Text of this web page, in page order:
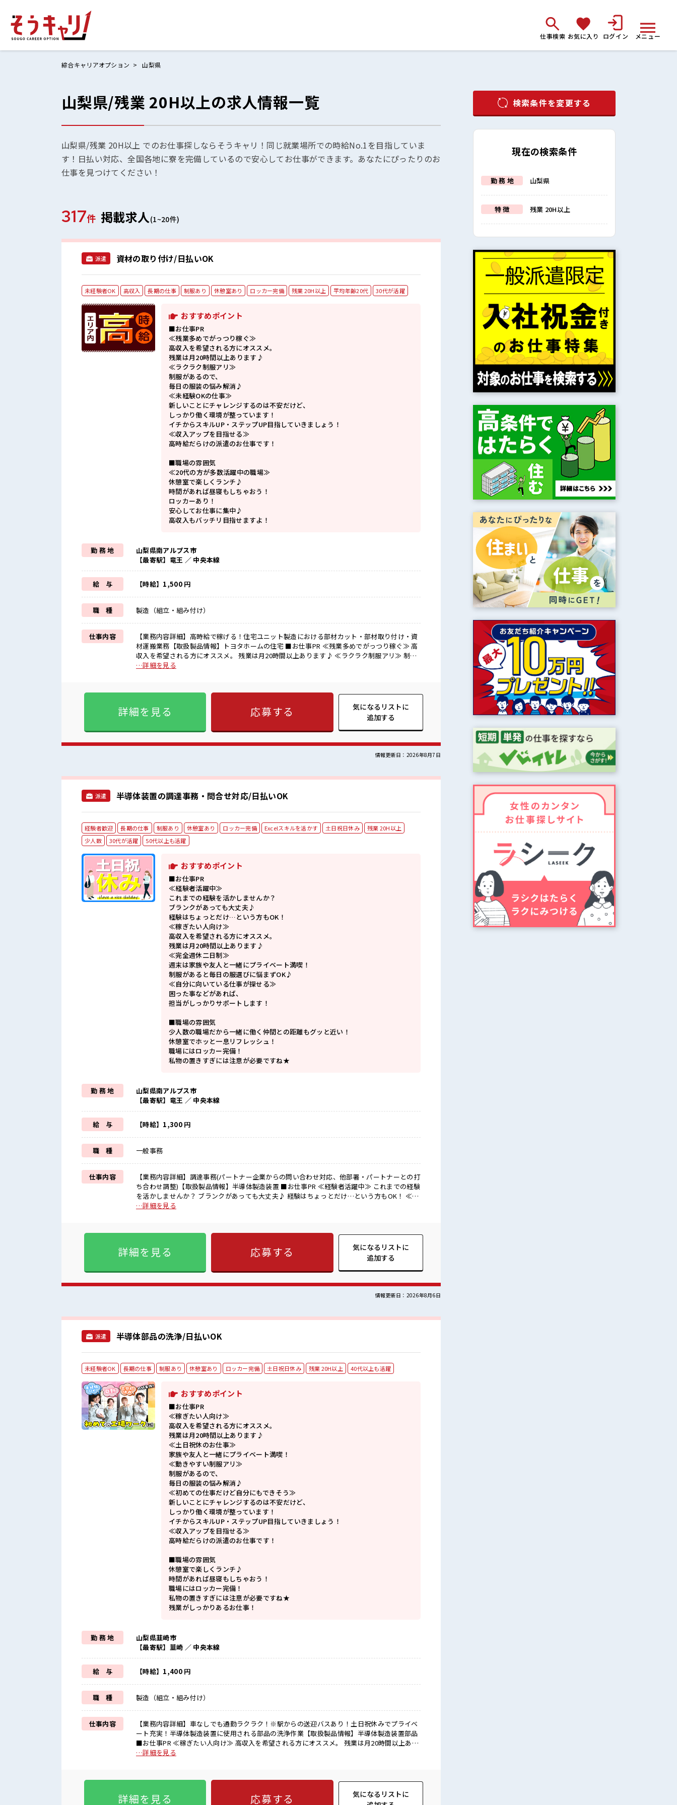
仕事検索 お気に入り ログイン メニュー
ホームにもどる
お気に入りリスト
お問い合わせ
綜合キャリアオプション 山梨県
山梨県/残業 20H以上の求人情報一覧
山梨県/残業 20H以上 でのお仕事探しならそうキャリ！同じ就業場所での時給No.1を目指していま
す！日払い対応、全国各地に寮を完備しているので安心してお仕事ができます。あなたにぴったりのお
仕事を見つけてください！
317件 掲載求人(1~20件)
派遣 資材の取り付け/日払いOK
未経験者OK 高収入 長期の仕事 制服あり 休憩室あり ロッカー完備 残業 20H以上 平均年齢20代 30代が活躍
おすすめポイント
■お仕事PR
≪残業多めでがっつり稼ぐ≫
高収入を希望される方にオススメ。
残業は月20時間以上あります♪
≪ラクラク制服アリ≫
制服があるので、
毎日の服装の悩み解消♪
≪未経験OKの仕事≫
新しいことにチャレンジするのは不安だけど、
しっかり働く環境が整っています！
イチからスキルUP・ステップUP目指していきましょう！
≪収入アップを目指せる≫
高時給だらけの派遣のお仕事です！
■職場の雰囲気
≪20代の方が多数活躍中の職場≫
休憩室で楽しくランチ♪
時間があれば昼寝もしちゃおう！
ロッカーあり！
安心してお仕事に集中♪
高収入もバッチリ目指せますよ！
勤 務 地
山梨県南アルプス市
【最寄駅】竜王 ／ 中央本線
給 与 【時給】1,500 円
職 種 製造（組立・組み付け）
仕事内容
【業務内容詳細】高時給で稼げる！住宅ユニット製造における部材カット・部材取り付け・資
材運搬業務【取扱製品情報】トヨタホームの住宅 ■お仕事PR ≪残業多めでがっつり稼ぐ≫ 高
収入を希望される方にオススメ。 残業は月20時間以上あります♪ ≪ラクラク制服アリ≫ 制服
があるので、 毎日の服装の悩み解消♪ ≪未経験OKの仕事≫ 新しいことにチャレンジするのは
≪20代の方が多数活躍中の職場≫ 休憩室で楽しくランチ♪ 時間があれば昼寝もしちゃおう！
ロッカーあり！ 安心してお仕事に集中♪ 高収入もバッチリ目指せますよ！
…詳細を見る
詳細を見る 応募する
気になるリストに
追加する
情報更新日：2026年8月7日
派遣 半導体装置の調達事務・問合せ対応/日払いOK
経験者歓迎 長期の仕事 制服あり 休憩室あり ロッカー完備 Excelスキルを活かす 土日祝日休み
残業 20H以上
少人数
30代が活躍 50代以上も活躍
おすすめポイント
■お仕事PR
≪経験者活躍中≫
これまでの経験を活かしませんか？
ブランクがあっても大丈夫♪
経験はちょっとだけ…という方もOK！
≪稼ぎたい人向け≫
高収入を希望される方にオススメ。
残業は月20時間以上あります♪
≪完全週休二日制≫
週末は家族や友人と一緒にプライベート満喫！
制服があると毎日の服選びに悩まずOK♪
≪自分に向いている仕事が探せる≫
困った事などがあれば、
担当がしっかりサポートします！
■職場の雰囲気
少人数の職場だから一緒に働く仲間との距離もグッと近い！
休憩室でホッと一息リフレッシュ！
職場にはロッカー完備！
私物の置きすぎには注意が必要ですね★
勤 務 地
山梨県南アルプス市
【最寄駅】竜王 ／ 中央本線
給 与 【時給】1,300 円
職 種 一般事務
仕事内容
【業務内容詳細】調達事務(パートナー企業からの問い合わせ対応、他部署・パートナーとの打
ち合わせ調整)【取扱製品情報】半導体製造装置 ■お仕事PR ≪経験者活躍中≫ これまでの経験
を活かしませんか？ ブランクがあっても大丈夫♪ 経験はちょっとだけ…という方もOK！ ≪稼
ぎたい人向け≫ 高収入を希望される方にオススメ。 残業は月20時間以上あります♪ ≪完全週
します！ ■職場の雰囲気 少人数の職場だから一緒に働く仲間との距離もグッと近い！ 休憩室
でホッと一息リフレッシュ！ 職場にはロッカー完備！ 私物の置きすぎには注意が必要ですね
★
…詳細を見る
詳細を見る 応募する
気になるリストに
追加する
情報更新日：2026年8月6日
派遣 半導体部品の洗浄/日払いOK
未経験者OK 長期の仕事 制服あり 休憩室あり ロッカー完備 土日祝日休み 残業 20H以上 40代以上も活躍
おすすめポイント
■お仕事PR
≪稼ぎたい人向け≫
高収入を希望される方にオススメ。
残業は月20時間以上あります♪
≪土日祝休のお仕事≫
家族や友人と一緒にプライベート満喫！
≪動きやすい制服アリ≫
制服があるので、
毎日の服装の悩み解消♪
≪初めての仕事だけど自分にもできそう≫
新しいことにチャレンジするのは不安だけど、
しっかり働く環境が整っています！
イチからスキルUP・ステップUP目指していきましょう！
≪収入アップを目指せる≫
高時給だらけの派遣のお仕事です！
■職場の雰囲気
休憩室で楽しくランチ♪
時間があれば昼寝もしちゃおう！
職場にはロッカー完備！
私物の置きすぎには注意が必要ですね★
残業がしっかりあるお仕事！
勤 務 地
山梨県韮崎市
【最寄駅】韮崎 ／ 中央本線
給 与 【時給】1,400 円
職 種 製造（組立・組み付け）
仕事内容
【業務内容詳細】車なしでも通勤ラクラク！※駅からの送迎バスあり！土日祝休みでプライベ
ート充実！半導体製造装置に使用される部品の洗浄作業【取扱製品情報】半導体製造装置部品
■お仕事PR ≪稼ぎたい人向け≫ 高収入を希望される方にオススメ。 残業は月20時間以上あり
ます♪ ≪土日祝休のお仕事≫ 家族や友人と一緒にプライベート満喫！ ≪動きやすい制服アリ
ルUP・ステップUP目指していきましょう！ ≪収入アップを目指せる≫ 高時給だらけの派遣の
にはロッカー完備！ 私物の置きすぎには注意が必要ですね★ 残業がしっかりあるお仕事！
…詳細を見る
詳細を見る 応募する
気になるリストに
検索条件を変更する
現在の検索条件
勤 務 地 山梨県
特 徴 残業 20H以上